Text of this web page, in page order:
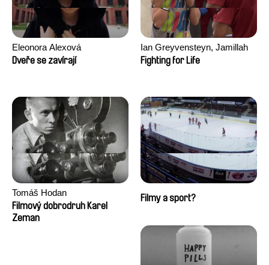
Eleonora Alexová
Dveře se zavírají
Ian Greyvensteyn, Jamillah
van der Hulst
Fighting for Life
Tomáš Hodan
Filmový dobrodruh Karel
Zeman
Filmy a sport?